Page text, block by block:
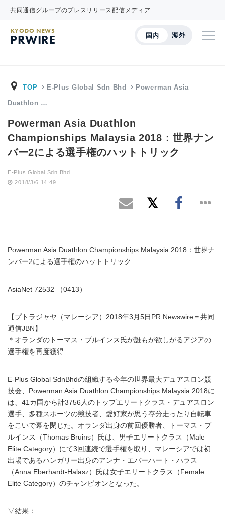
共同通信グループのプレスリリース配信メディア
国内 海外
KYODO NEWS
PRWIRE
TOP E-Plus Global Sdn Bhd Powerman Asia
Duathlon …
Powerman Asia Duathlon
Championships Malaysia 2018：世界ナン
バー2による選手権のハットトリック
E-Plus Global Sdn Bhd
2018/3/6 14:49
Powerman Asia Duathlon Championships Malaysia 2018：世界ナ
ンバー2による選手権のハットトリック
AsiaNet 72532 （0413）
【プトラジャヤ（マレーシア）2018年3月5日PR Newswire＝共同
通信JBN】
＊オランダのトーマス・ブルインス氏が誰もが欲しがるアジアの
選手権を再度獲得
E-Plus Global SdnBhdの組織する今年の世界最大デュアスロン競
技会、Powerman Asia Duathlon Championships Malaysia 2018に
は、41カ国から計3756人のトップエリートクラス・デュアスロン
選手、多種スポーツの競技者、愛好家が思う存分走ったり自転車
をこいで幕を閉じた。オランダ出身の前回優勝者、トーマス・ブ
ルインス（Thomas Bruins）氏は、男子エリートクラス（Male
Elite Category）にて3回連続で選手権を取り、マレーシアでは初
出場であるハンガリー出身のアンナ・エバーハート・ハラス
（Anna Eberhardt-Halasz）氏は女子エリートクラス（Female
Elite Category）のチャンピオンとなった。
▽結果：